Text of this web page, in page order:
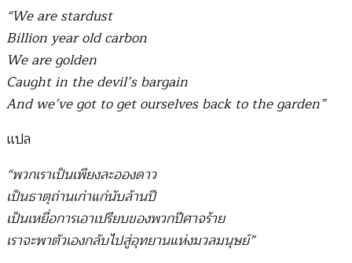
“We are stardust
Billion year old carbon
We are golden
Caught in the devil’s bargain
And we’ve got to get ourselves back to the garden”
แปล
“พวกเราเป็นเพียงละอองดาว
เป็นธาตุถ่านเก่าแก่นับล้านปี
เป็นเหยื่อการเอาเปรียบของพวกปีศาจร้าย
เราจะพาตัวเองกลับไปสู่อุทยานแห่งมวลมนุษย์”